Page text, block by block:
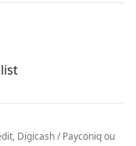
Digicash / Payconiq ou